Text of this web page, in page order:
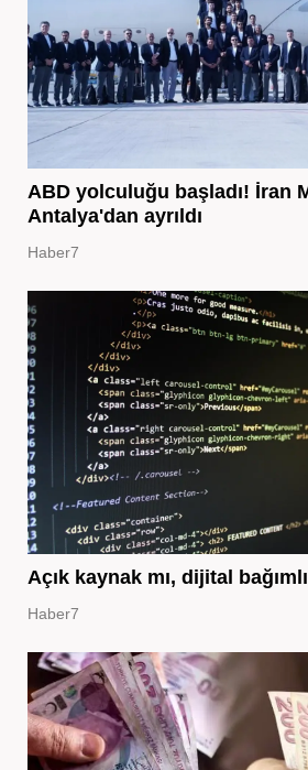
ABD yolculuğu başladı! İran
Antalya'dan ayrıldı
Haber7
Açık kaynak mı, dijital
Haber7